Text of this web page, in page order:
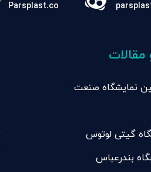
Parsplast.co
مقالات
نمایشگاه صنعت
تبریز
گیتی لوتوس
بندرعباس